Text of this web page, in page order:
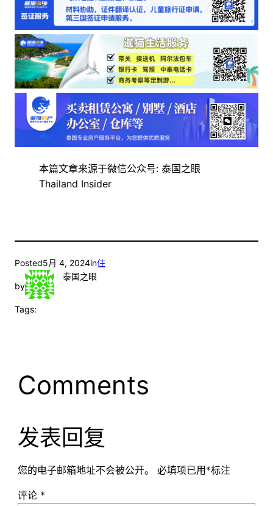
本篇文章来源于微信公众号: 泰国之眼
Thailand Insider
Posted5月 4, 2024in住
by
泰国之眼
Tags:
Comments
发表回复
您的电子邮箱地址不会被公开。 必填项已用*标注
评论 *